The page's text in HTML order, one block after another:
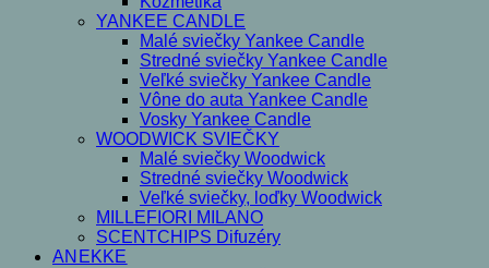
YANKEE CANDLE
Malé sviečky Yankee Candle
Stredné sviečky Yankee Candle
Veľké sviečky Yankee Candle
Vône do auta Yankee Candle
Vosky Yankee Candle
WOODWICK SVIEČKY
Malé sviečky Woodwick
Stredné sviečky Woodwick
Veľké sviečky, loďky Woodwick
MILLEFIORI MILANO
SCENTCHIPS Difuzéry
ANEKKE